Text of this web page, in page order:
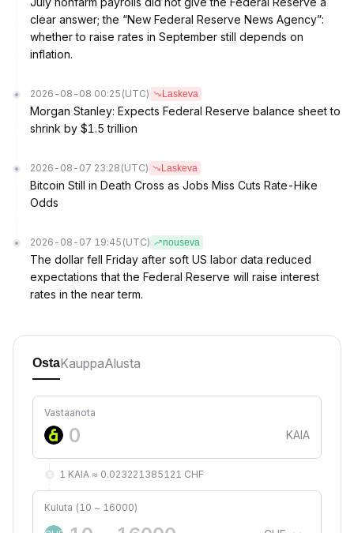
clear answer; the “New Federal Reserve News Agency”:
whether to raise rates in September still depends on
inflation.
2026-08-08 00:25 (UTC) Laskeva
Morgan Stanley: Expects Federal Reserve balance sheet to
shrink by $1.5 trillion
2026-08-07 23:28 (UTC) Laskeva
Bitcoin Still in Death Cross as Jobs Miss Cuts Rate-Hike
Odds
2026-08-07 19:45 (UTC) nouseva
The dollar fell Friday after soft US labor data reduced
expectations that the Federal Reserve will raise interest
rates in the near term.
OstaKauppaAlusta
Vastaanota
KAIA
1 KAIA ≈ 0.023221385121 CHF
Kuluta (10 ~ 16000)